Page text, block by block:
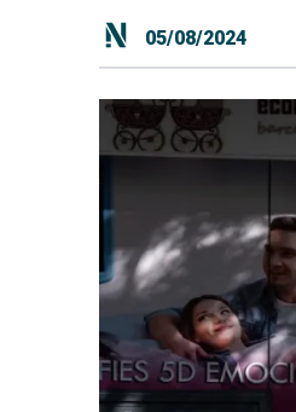
05/08/2024